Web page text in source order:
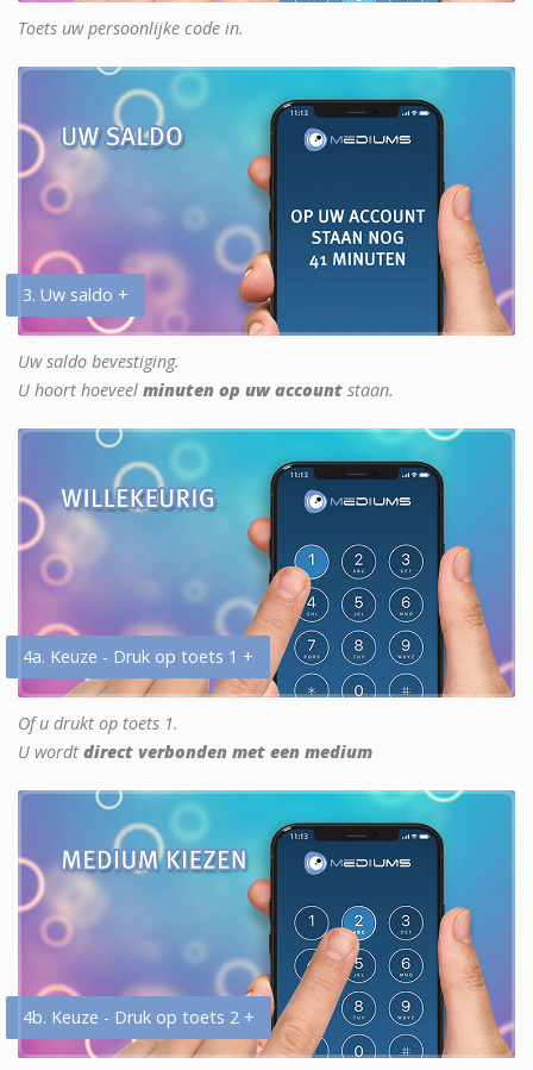
Toets uw persoonlijke code in.
3. Uw saldo +
Uw saldo bevestiging.
U hoort hoeveel minuten op uw account staan.
4a. Keuze - Druk op toets 1 +
Of u drukt op toets 1.
U wordt direct verbonden met een medium
4b. Keuze - Druk op toets 2 +